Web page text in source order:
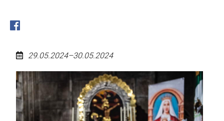
29.05.2024–30.05.2024
Fronleichnam
(Feiertag)
2024